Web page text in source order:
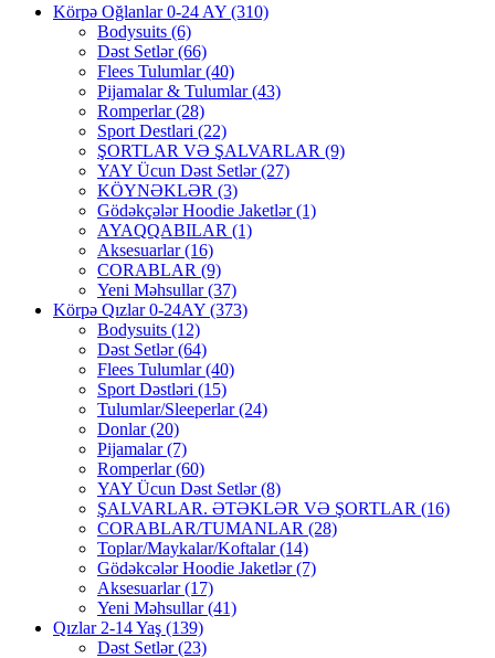
Körpə Oğlanlar 0-24 AY (310)
Bodysuits (6)
Dəst Setlər(66)
Flees Tulumlar(40)
Pijamalar & Tulumlar(43)
Romperlar(28)
Sport Destlari (22)
ŞORTLAR VƏ ŞALVARLAR (9)
YAY Ücun Dəst Setlər(27)
KÖYNƏKLƏR (3)
Gödəkçələr Hoodie Jaketlər(1)
AYAQQABILAR (1)
Aksesuarlar(16)
CORABLAR (9)
Yeni Məhsullar(37)
Körpə Qızlar 0-24AY (373)
Bodysuits (12)
Dəst Setlər(64)
Flees Tulumlar(40)
Sport Dəstləri (15)
Tulumlar/Sleeperlar(24)
Donlar(20)
Pijamalar(7)
Romperlar(60)
YAY Ücun Dəst Setlər(8)
ŞALVARLAR. ƏTƏKLƏR VƏ ŞORTLAR (16)
CORABLAR/TUMANLAR (28)
Toplar/Maykalar/Koftalar(14)
Gödəkcələr Hoodie Jaketlər(7)
Aksesuarlar(17)
Yeni Məhsullar(41)
Qızlar 2-14 Yaş (139)
Dəst Setlər(23)